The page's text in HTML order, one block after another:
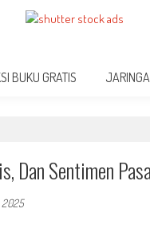
BUKU GRATIS
Dan Sentimen
2025